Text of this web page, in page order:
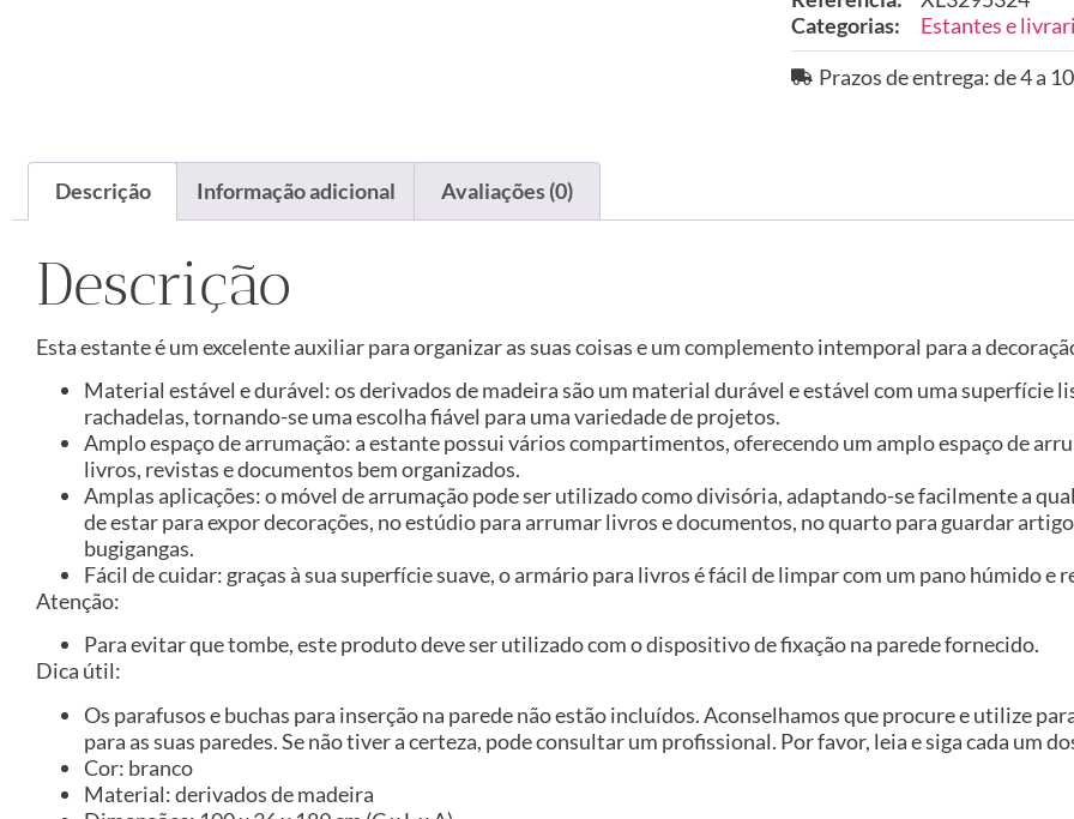
Categorias:
Estantes e
Prazos de entrega: de 4 a
Descrição Informação adicional Avaliações (0)
Descrição
Esta estante é um excelente auxiliar para organizar as suas coisas e um complemento intemporal para a
Material estável e durável: os derivados de madeira são um material durável e estável com uma superfície
rachadelas, tornando-se uma escolha fiável para uma variedade de projetos.
Amplo espaço de arrumação: a estante possui vários compartimentos, oferecendo um amplo espaço de
livros, revistas e documentos bem organizados.
Amplas aplicações: o móvel de arrumação pode ser utilizado como divisória, adaptando-se facilmente a
de estar para expor decorações, no estúdio para arrumar livros e documentos, no quarto para guardar
bugigangas.
Fácil de cuidar: graças à sua superfície suave, o armário para livros é fácil de limpar com um pano húmido e
Atenção:
Para evitar que tombe, este produto deve ser utilizado com o dispositivo de fixação na parede fornecido.
Dica útil:
Os parafusos e buchas para inserção na parede não estão incluídos. Aconselhamos que procure e utilize
para as suas paredes. Se não tiver a certeza, pode consultar um profissional. Por favor, leia e siga cada um
Cor: branco
Material: derivados de madeira